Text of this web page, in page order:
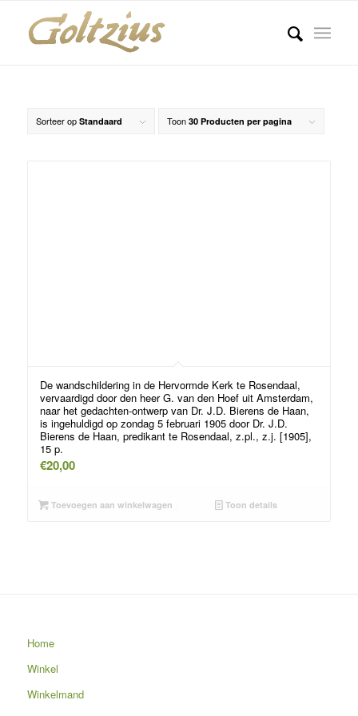
Sorteer op Standaard Toon 30 Producten per pagina
De wandschildering in de Hervormde Kerk te Rosendaal,
vervaardigd door den heer G. van den Hoef uit Amsterdam,
naar het gedachten-ontwerp van Dr. J.D. Bierens de Haan,
is ingehuldigd op zondag 5 februari 1905 door Dr. J.D.
Bierens de Haan, predikant te Rosendaal, z.pl., z.j. [1905],
15 p.
€20,00
Toevoegen aan winkelwagen Toon details
Home
Winkel
Winkelmand